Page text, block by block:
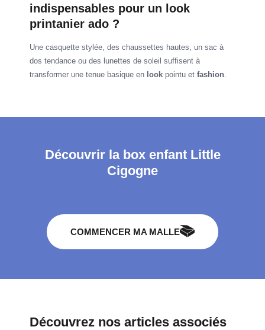
indispensables pour un look
printanier ado ?
Une casquette stylée, des chaussettes hautes, un sac à
dos tendance ou des lunettes de soleil suffisent à
transformer une tenue basique en look pointu et fashion.
Découvrir la box enfant Little
Cigogne
COMMENCER MA MALLE
Découvrez nos articles associés